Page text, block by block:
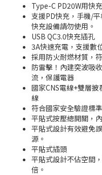
Type-C PD20W用快
支援PD快充，手機/
快充設備請勿使用。
USB QC3.0快充插孔
3A快速充電，支援數
採用防火耐燃材質，
防雷擊！內建突波吸
流，保護電器
國家CNS電線+雙層
線
符合國家安全驗證標
平貼式按壓總開關，
平貼式設計有效避免
源。
平貼式插頭
平貼式設計不佔空間
倍。